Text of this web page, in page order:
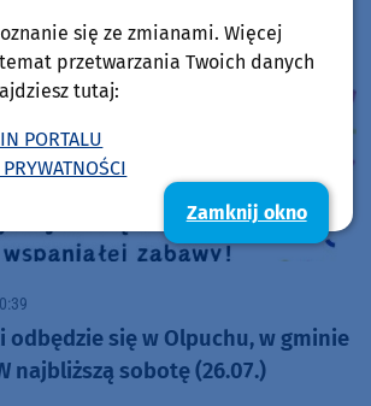
odbędzie się w Olpuchu, w gminie
najbliższą sobotę (26.07.)
się ze zmianami. Więcej
przetwarzania Twoich danych
tutaj:
PORTALU
Zamknij okno